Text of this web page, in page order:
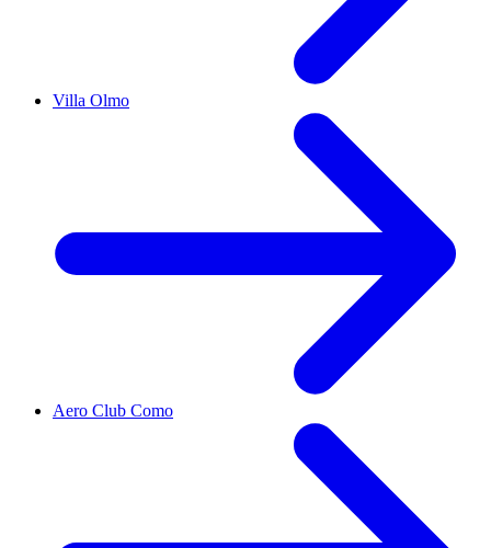
Villa Olmo
Aero Club Como